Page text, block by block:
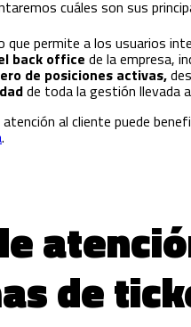
cuáles son sus
que permite a los usuarios
back office de la empresa,
de posiciones activas,
de toda la gestión llevada
atención al cliente puede
.
de